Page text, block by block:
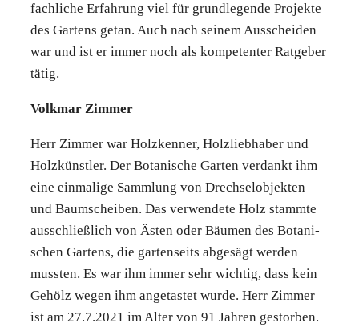
fach­li­che Erfah­rung viel für grund­le­gen­de Pro­jek­te
des Gar­tens getan. Auch nach sei­nem Aus­schei­den
war und ist er immer noch als kom­pe­ten­ter Rat­ge­ber
tätig.
Volk­mar Zim­mer
Herr Zim­mer war Holz­ken­ner, Holz­lieb­ha­ber und
Holz­künst­ler. Der Bota­ni­sche Gar­ten ver­dankt ihm
eine ein­ma­li­ge Samm­lung von Drech­sel­ob­jek­ten
und Baum­schei­ben. Das ver­wen­de­te Holz stamm­te
aus­schließ­lich von Ästen oder Bäu­men des Bota­ni­
schen Gar­tens, die gar­ten­seits abge­sägt wer­den
muss­ten. Es war ihm immer sehr wich­tig, dass kein
Gehölz wegen ihm ange­tas­tet wur­de. Herr Zim­mer
ist am 27.7.2021 im Alter von 91 Jah­ren gestor­ben.